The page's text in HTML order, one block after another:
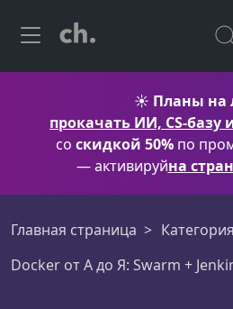
☀️ Планы на
прокачать ИИ, CS-базу
со скидкой 50% по
— активируйна
Главная страница
Docker от А до Я: Swarm +